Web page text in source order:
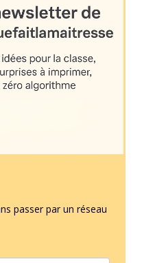
passer par un réseau